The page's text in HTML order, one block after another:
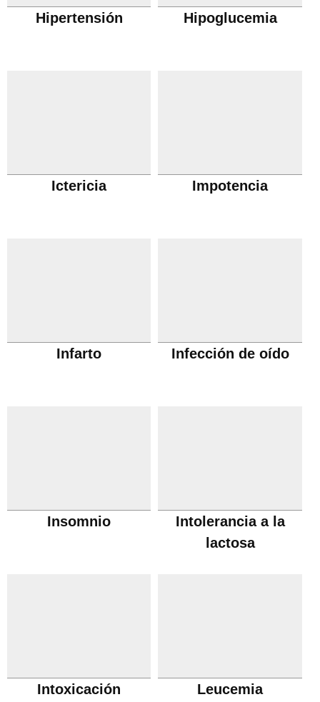
Hipertensión Hipoglucemia
Ictericia Impotencia
Infarto Infección de oído
Insomnio
Intolerancia a la
lactosa
Intoxicación Leucemia